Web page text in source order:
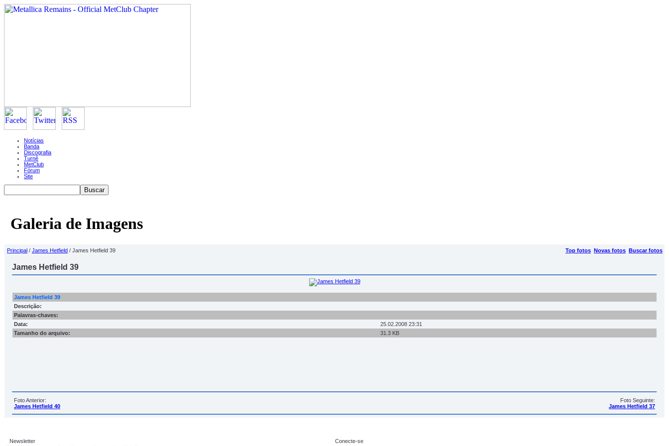
Notícias
Banda
Discografia
Turnê
MetClub
Fórum
Site
Galeria de Imagens
Principal / James Hetfield / James Hetfield 39 Top fotos Novas fotos Buscar fotos
James Hetfield 39
James Hetfield 39
Descrição:
Palavras-chaves:
Data:
25.02.2008 23:31
Tamanho do arquivo:
31.3 KB
Foto Anterior:
James Hetfield 40
Foto Seguinte:
James Hetfield 37
Newsletter
Conecte-se